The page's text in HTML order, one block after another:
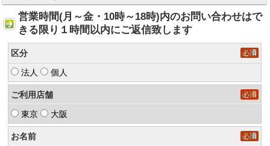
営業時間(月～金・10時～18時)内のお問い合わせはで
きる限り１時間以内にご返信致します
区分
法人 個人
ご利用店舗
東京 大阪
お名前